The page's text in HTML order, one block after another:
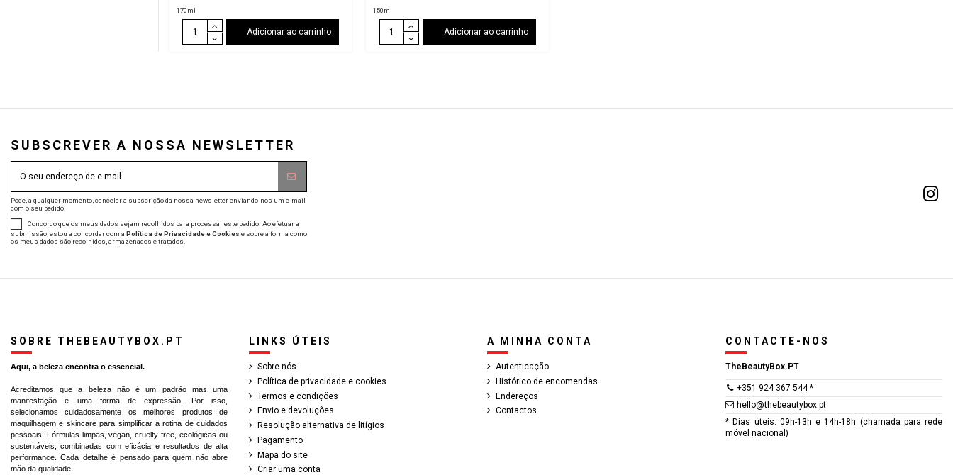
170ml
Adicionar ao carrinho
150ml
Adicionar ao carrinho
SUBSCREVER A NOSSA NEWSLETTER
Pode, a qualquer momento, cancelar a subscrição da nossa newsletter enviando-nos um e-mail
com o seu pedido.
Concordo que os meus dados sejam recolhidos para processar este pedido. Ao efetuar a
submissão, estou a concordar com a Política de Privacidade e Cookies e sobre a forma como
os meus dados são recolhidos, armazenados e tratados.
SOBRE THEBEAUTYBOX.PT
Aqui, a beleza encontra o essencial.
Acreditamos que a beleza não é um padrão mas uma
manifestação e uma forma de expressão. Por isso,
selecionamos cuidadosamente os melhores produtos de
maquilhagem e skincare para simplificar a rotina de cuidados
pessoais. Fórmulas limpas, vegan, cruelty-free, ecológicas ou
sustentáveis, combinadas com eficácia e resultados de alta
performance. Cada detalhe é pensado para quem não abre
mão da qualidade.
LINKS ÚTEIS
Sobre nós
Política de privacidade e cookies
Termos e condições
Envio e devoluções
Resolução alternativa de litígios
Pagamento
Mapa do site
Criar uma conta
A MINHA CONTA
Autenticação
Histórico de encomendas
Endereços
Contactos
CONTACTE-NOS
TheBeautyBox.PT
+351 924 367 544 *
hello@thebeautybox.pt
* Dias úteis: 09h-13h e 14h-18h (chamada para rede
móvel nacional)